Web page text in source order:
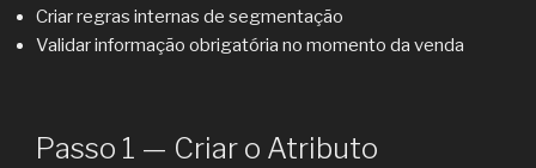
Criar regras internas de segmentação
Validar informação obrigatória no momento da venda
Passo 1 — Criar o Atributo